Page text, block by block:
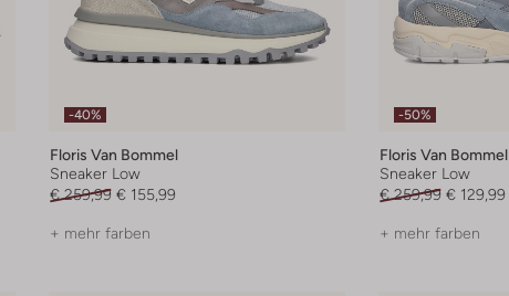
-40%
Floris Van Bommel
Sneaker Low
€ 259,99 € 155,99
+ mehr farben
-50%
Floris Van Bommel
Sneaker Low
€ 259,99 € 129,99
+ mehr farben